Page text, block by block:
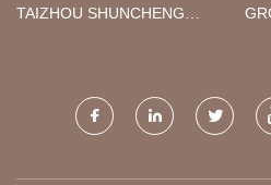
TAIZHOU SHUNCHENG